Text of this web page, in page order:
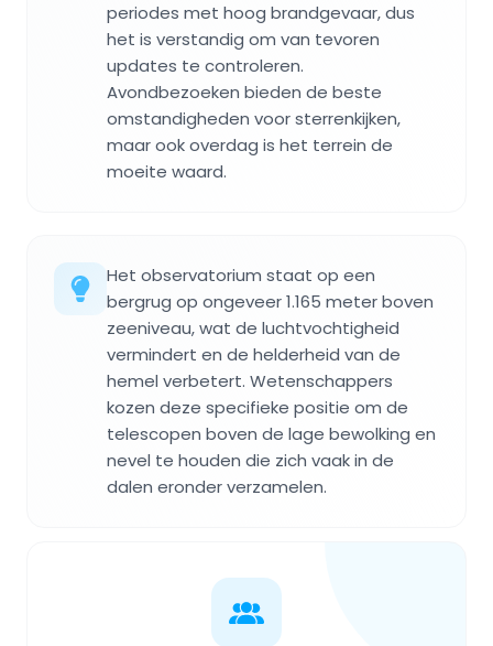
periodes met hoog brandgevaar, dus
het is verstandig om van tevoren
updates te controleren.
Avondbezoeken bieden de beste
omstandigheden voor sterrenkijken,
maar ook overdag is het terrein de
moeite waard.
Het observatorium staat op een
bergrug op ongeveer 1.165 meter boven
zeeniveau, wat de luchtvochtigheid
vermindert en de helderheid van de
hemel verbetert. Wetenschappers
kozen deze specifieke positie om de
telescopen boven de lage bewolking en
nevel te houden die zich vaak in de
dalen eronder verzamelen.